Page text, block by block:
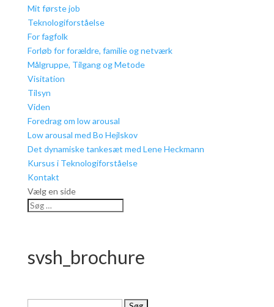
Mit første job
Teknologiforståelse
For fagfolk
Forløb for forældre, familie og netværk
Målgruppe, Tilgang og Metode
Visitation
Tilsyn
Viden
Foredrag om low arousal
Low arousal med Bo Hejlskov
Det dynamiske tankesæt med Lene Heckmann
Kursus i Teknologiforståelse
Kontakt
Vælg en side
svsh_brochure